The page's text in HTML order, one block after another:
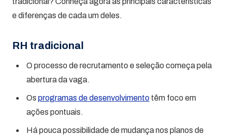
e diferenças de cada um deles.
RH tradicional
O processo de recrutamento e seleção começa pela
abertura da vaga.
Os programas de desenvolvimento têm foco em
ações pontuais.
Há pouca possibilidade de mudança nos planos de